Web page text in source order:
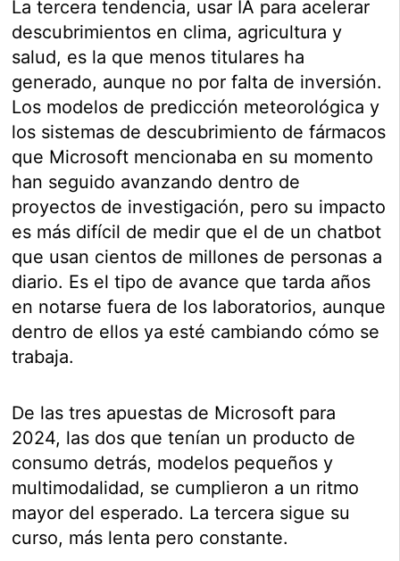
La tercera tendencia, usar IA para acelerar
descubrimientos en clima, agricultura y
salud, es la que menos titulares ha
generado, aunque no por falta de inversión.
Los modelos de predicción meteorológica y
los sistemas de descubrimiento de fármacos
que Microsoft mencionaba en su momento
han seguido avanzando dentro de
proyectos de investigación, pero su impacto
es más difícil de medir que el de un chatbot
que usan cientos de millones de personas a
diario. Es el tipo de avance que tarda años
en notarse fuera de los laboratorios, aunque
dentro de ellos ya esté cambiando cómo se
trabaja.
De las tres apuestas de Microsoft para
2024, las dos que tenían un producto de
consumo detrás, modelos pequeños y
multimodalidad, se cumplieron a un ritmo
mayor del esperado. La tercera sigue su
curso, más lenta pero constante.